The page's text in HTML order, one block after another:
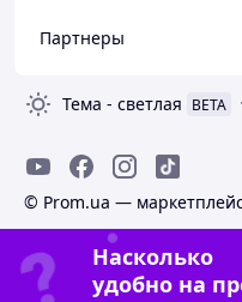
Партнеры
Тема - светлая BETA
© Prom.ua —
Насколько
удобно на